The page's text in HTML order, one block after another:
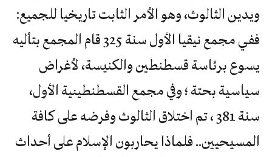
ويدين الثالوث، وهو الأمر الثابت تاريخيا للجميع:
ففي مجمع نيقيا الأول سنة 325 قام المجمع بتأليه
يسوع برئاسة قسطنطين والكنيسة، لأغراض
سياسية بحتة ؛ وفي مجمع القسطنطينية الأول،
سنة 381 ، تم اختلاق الثالوث وفرضه على كافة
المسيحيين.. فلماذا يحاربون الإسلام على أحداث